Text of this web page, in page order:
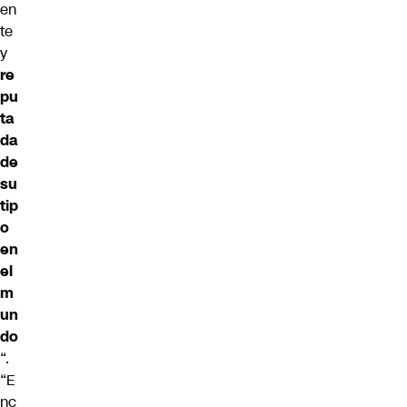
en
te
y
re
pu
ta
da
de
su
tip
o
en
el
m
un
do
“.
“E
nc